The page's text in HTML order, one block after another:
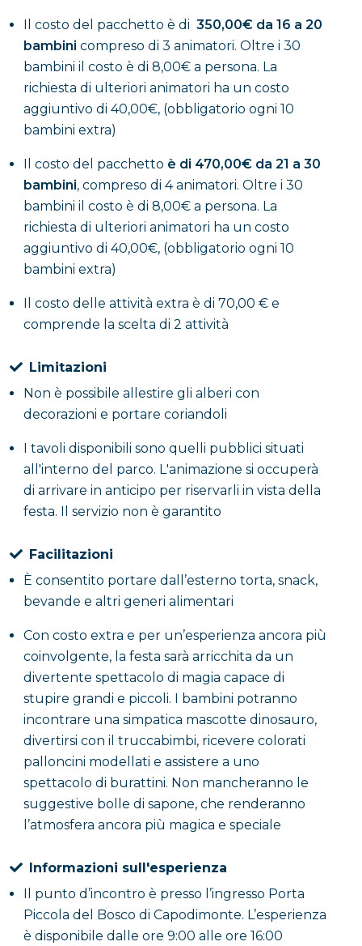
compleanno e regala ai tuoi bambini un’esperienza
unica!
Ti aspettiamo.
Il costo del pacchetto è di 350,00€ da 16 a 20
bambini compreso di 3 animatori. Oltre i 30
bambini il costo è di 8,00€ a persona. La
richiesta di ulteriori animatori ha un costo
aggiuntivo di 40,00€, (obbligatorio ogni 10
bambini extra)
Il costo del pacchetto è di 470,00€ da 21 a 30
bambini, compreso di 4 animatori. Oltre i 30
bambini il costo è di 8,00€ a persona. La
richiesta di ulteriori animatori ha un costo
aggiuntivo di 40,00€, (obbligatorio ogni 10
bambini extra)
Il costo delle attività extra è di 70,00 € e
comprende la scelta di 2 attività
Limitazioni
Non è possibile allestire gli alberi con
decorazioni e portare coriandoli
I tavoli disponibili sono quelli pubblici situati
all'interno del parco. L'animazione si occuperà
di arrivare in anticipo per riservarli in vista della
festa. Il servizio non è garantito
Facilitazioni
È consentito portare dall’esterno torta, snack,
bevande e altri generi alimentari
Con costo extra e per un’esperienza ancora più
coinvolgente, la festa sarà arricchita da un
divertente spettacolo di magia capace di
stupire grandi e piccoli. I bambini potranno
incontrare una simpatica mascotte dinosauro,
divertirsi con il truccabimbi, ricevere colorati
palloncini modellati e assistere a uno
spettacolo di burattini. Non mancheranno le
suggestive bolle di sapone, che renderanno
l’atmosfera ancora più magica e speciale
Informazioni sull'esperienza
Il punto d’incontro è presso l’ingresso Porta
Piccola del Bosco di Capodimonte. L’esperienza
è disponibile dalle ore 9:00 alle ore 16:00